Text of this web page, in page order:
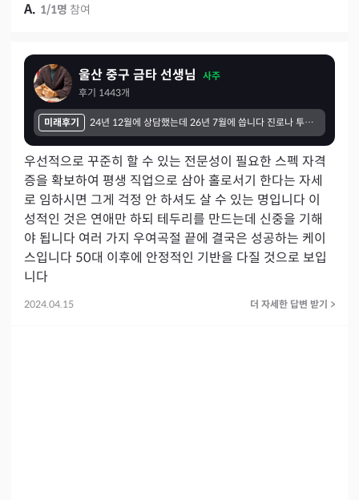
A. 1/1명 참여
울산 중구 금타 선생님
사주
후기 1443개
미래후기 24년 12월에 상담했는데 26년 7월에 씁니다 진로나 투자 이런거 다 맞추셨구요 다음기회에 또 질문 해볼 예정입니다! 처음 상담했을 때는 다소 의아한 부분도 있었지만 미래에서 과거 상담을 돌이켜보니 다 맞는 말씀해주셨네요 감사합니다
우선적으로 꾸준히 할 수 있는 전문성이 필요한 스펙 자격
증을 확보하여 평생 직업으로 삼아 홀로서기 한다는 자세
로 임하시면 그게 걱정 안 하셔도 살 수 있는 명입니다 이
성적인 것은 연애만 하되 테두리를 만드는데 신중을 기해
야 됩니다 여러 가지 우여곡절 끝에 결국은 성공하는 케이
스입니다 50대 이후에 안정적인 기반을 다질 것으로 보입
니다
2024.04.15 더 자세한 답변 받기 >